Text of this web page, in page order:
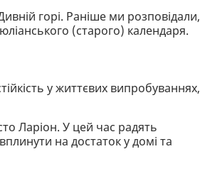
горі. Раніше ми розповідали,
(старого) календаря.
у життєвих випробуваннях,
Ларіон. У цей час радять
на достаток у домі та